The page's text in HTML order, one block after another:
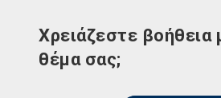
Χρειάζεστε βοήθεια
θέμα σας;